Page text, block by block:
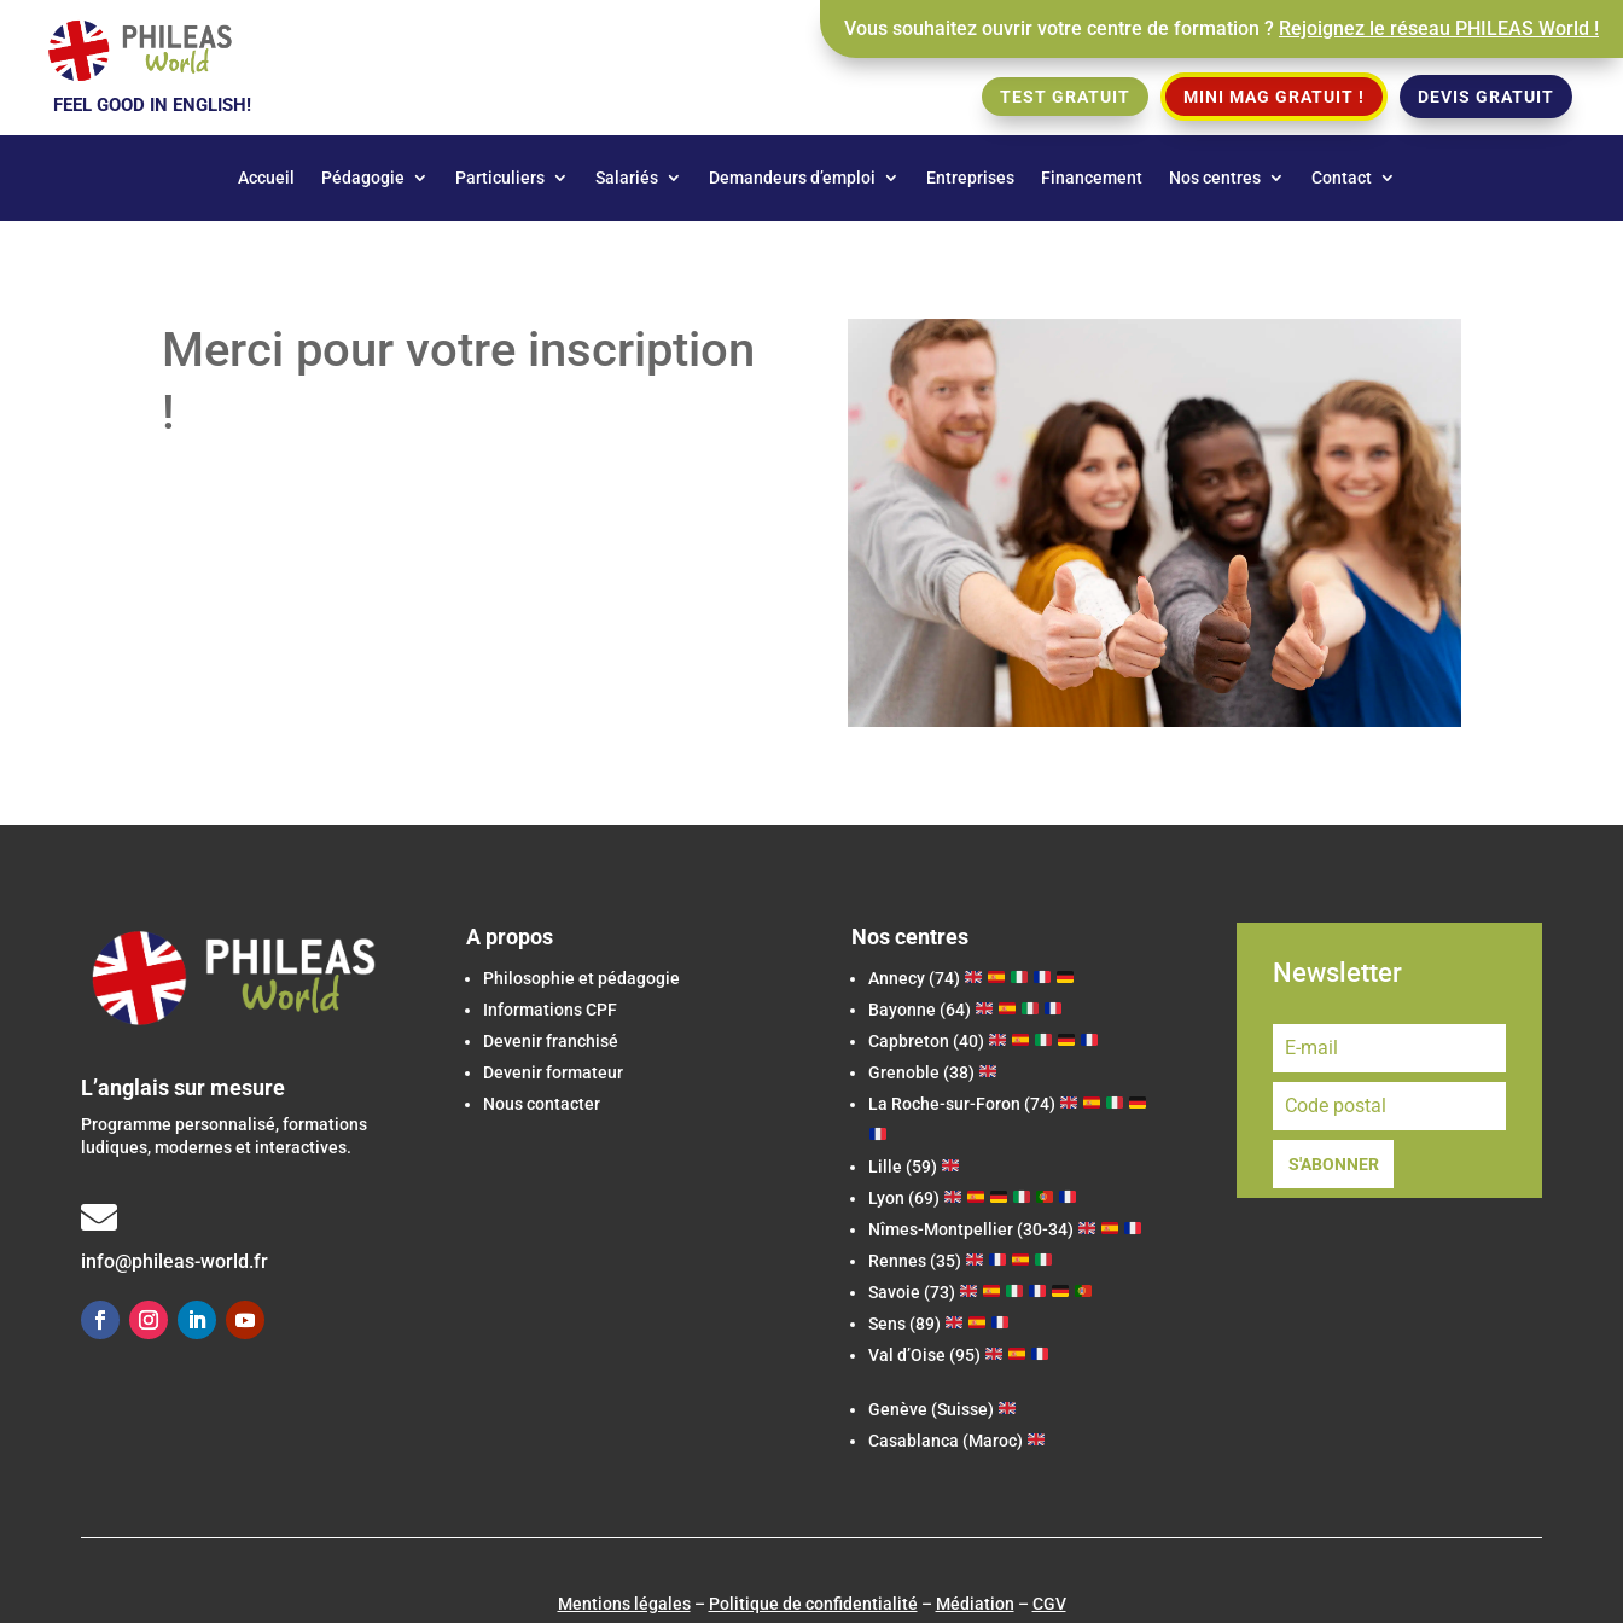
FEEL GOOD IN ENGLISH!
Vous souhaitez ouvrir votre centre de formation ? Rejoignez le réseau PHILEAS World !
TEST GRATUIT MINI MAG GRATUIT ! DEVIS GRATUIT
Accueil Pédagogie Particuliers Salariés Demandeurs d’emploi Entreprises Financement Nos centres Contact
Merci pour votre inscription
!
L’anglais sur mesure
Programme personnalisé, formations
ludiques, modernes et interactives.

info@phileas-world.fr
A propos
Philosophie et pédagogie
Informations CPF
Devenir franchisé
Devenir formateur
Nous contacter
Nos centres
Annecy (74)
Bayonne (64)
Capbreton (40)
Grenoble (38)
La Roche-sur-Foron (74)
Lille (59)
Lyon (69)
Nîmes-Montpellier (30-34)
Rennes (35)
Savoie (73)
Sens (89)
Val d’Oise (95)
Genève (Suisse)
Casablanca (Maroc)
Newsletter
S'ABONNER
Mentions légales– Politique de confidentialité – Médiation – CGV